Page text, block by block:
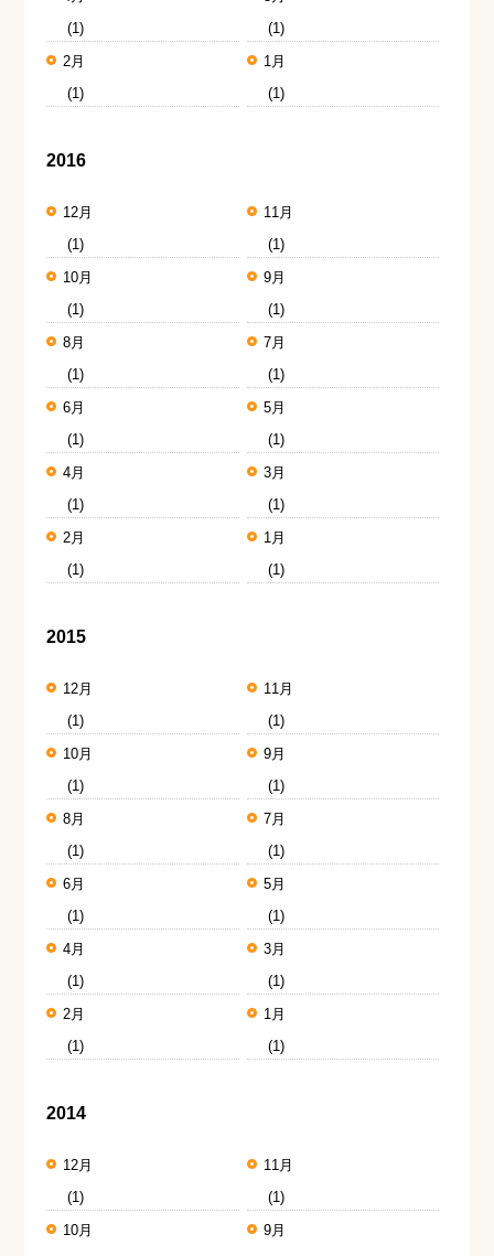
(1)
(1)
2月
(1)
1月
(1)
2016
12月
(1)
11月
(1)
10月
(1)
9月
(1)
8月
(1)
7月
(1)
6月
(1)
5月
(1)
4月
(1)
3月
(1)
2月
(1)
1月
(1)
2015
12月
(1)
11月
(1)
10月
(1)
9月
(1)
8月
(1)
7月
(1)
6月
(1)
5月
(1)
4月
(1)
3月
(1)
2月
(1)
1月
(1)
2014
12月
(1)
11月
(1)
10月
9月